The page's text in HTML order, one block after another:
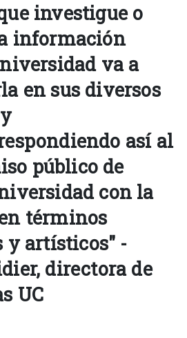
investigue o
información
va a
en sus diversos
así al
público de
con la
términos
y artísticos" -
directora de
UC